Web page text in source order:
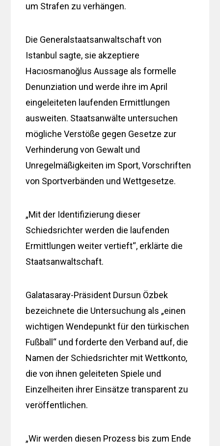
um Strafen zu verhängen.
Die Generalstaatsanwaltschaft von
Istanbul sagte, sie akzeptiere
Hacıosmanoğlus Aussage als formelle
Denunziation und werde ihre im April
eingeleiteten laufenden Ermittlungen
ausweiten. Staatsanwälte untersuchen
mögliche Verstöße gegen Gesetze zur
Verhinderung von Gewalt und
Unregelmäßigkeiten im Sport, Vorschriften
von Sportverbänden und Wettgesetze.
„Mit der Identifizierung dieser
Schiedsrichter werden die laufenden
Ermittlungen weiter vertieft“, erklärte die
Staatsanwaltschaft.
Galatasaray-Präsident Dursun Özbek
bezeichnete die Untersuchung als „einen
wichtigen Wendepunkt für den türkischen
Fußball“ und forderte den Verband auf, die
Namen der Schiedsrichter mit Wettkonto,
die von ihnen geleiteten Spiele und
Einzelheiten ihrer Einsätze transparent zu
veröffentlichen.
„Wir werden diesen Prozess bis zum Ende